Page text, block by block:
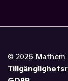
© 2026 Mathem